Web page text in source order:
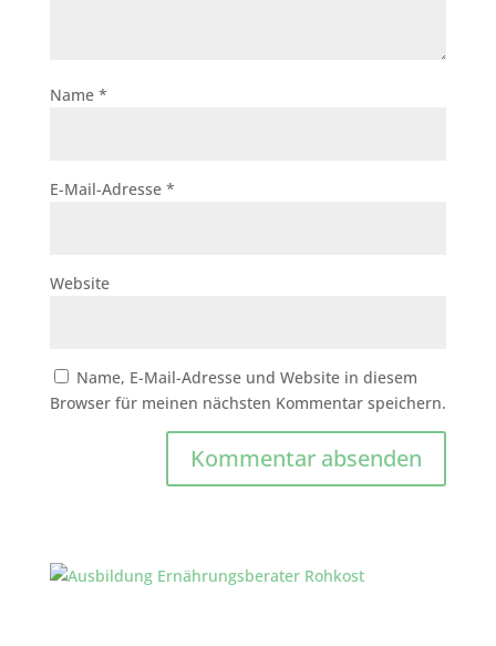
Name *
E-Mail-Adresse *
Website
Name, E-Mail-Adresse und Website in diesem
Browser für meinen nächsten Kommentar speichern.